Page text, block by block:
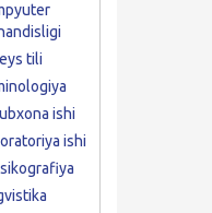
tili
ishi
ishi